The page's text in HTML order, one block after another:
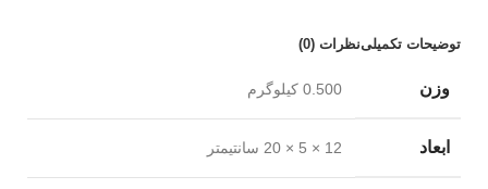
توضیحات تکمیلینظرات (0)
وزن 0.500 کیلوگرم
ابعاد 12 × 5 × 20 سانتیمتر